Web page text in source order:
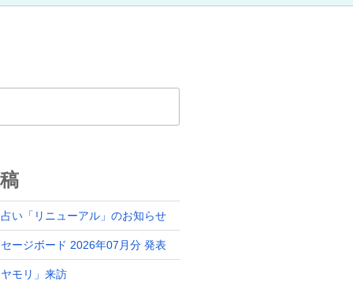
い「リニューアル」のお知らせ
ージボード 2026年07月分 発表
モリ」来訪